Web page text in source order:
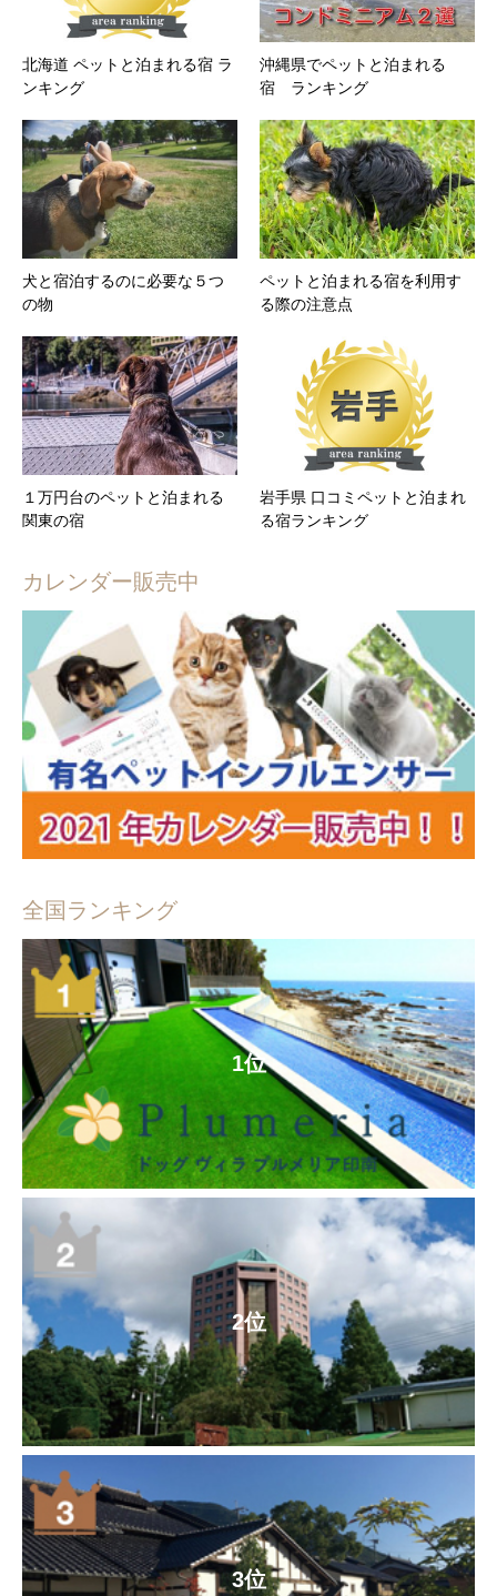
北海道 ペットと泊まれる宿 ラ
ンキング
沖縄県でペットと泊まれる
宿 ランキング
犬と宿泊するのに必要な５つ
の物
ペットと泊まれる宿を利用す
る際の注意点
１万円台のペットと泊まれる
関東の宿
岩手県 口コミペットと泊まれ
る宿ランキング
カレンダー販売中
全国ランキング
1位
2位
3位